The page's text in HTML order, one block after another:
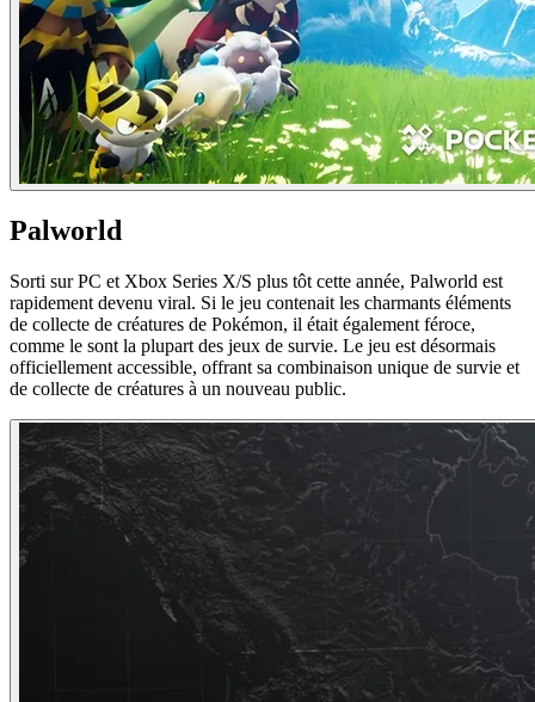
Palworld
Sorti sur PC et Xbox Series X/S plus tôt cette année, Palworld est
rapidement devenu viral. Si le jeu contenait les charmants éléments
de collecte de créatures de Pokémon, il était également féroce,
comme le sont la plupart des jeux de survie. Le jeu est désormais
officiellement accessible, offrant sa combinaison unique de survie et
de collecte de créatures à un nouveau public.